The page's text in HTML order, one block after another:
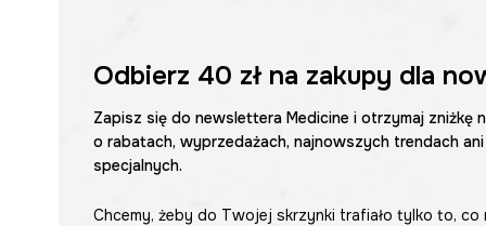
Odbierz 40 złna zakupy dla
Zapisz się do newslettera Medicine i otrzymaj zniżkę
o rabatach, wyprzedażach, najnowszych trendach
specjalnych.
Chcemy, żeby do Twojej skrzynki trafiało tylko to,